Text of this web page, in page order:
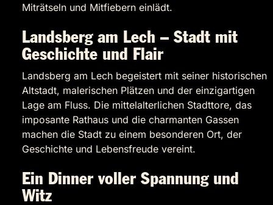
Miträtseln und Mitfiebern einlädt.
Landsberg am Lech – Stadt mit
Geschichte und Flair
Landsberg am Lech begeistert mit seiner historischen
Altstadt, malerischen Plätzen und der einzigartigen
Lage am Fluss. Die mittelalterlichen Stadttore, das
imposante Rathaus und die charmanten Gassen
machen die Stadt zu einem besonderen Ort, der
Geschichte und Lebensfreude vereint.
Ein Dinner voller Spannung und
Witz